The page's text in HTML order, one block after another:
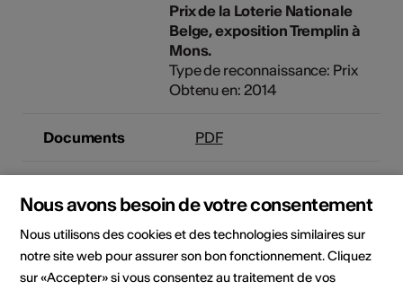
Prix de la Loterie Nationale
Belge, exposition Tremplin à
Mons.
Type de reconnaissance: Prix
Obtenu en: 2014
Documents PDF
Domaine culturel
Arts de la scène, Arts visuels
Nous avons besoin de votre consentement
Nous utilisons des cookies et des technologies similaires sur
notre site web pour assurer son bon fonctionnement. Cliquez
sur «Accepter» si vous consentez au traitement de vos